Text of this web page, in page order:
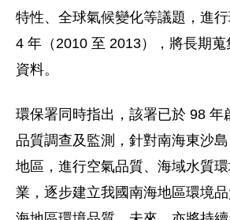
特性、全球氣候變化等議題，進
4 年（2010 至 2013），將長期
資料。
環保署同時指出，該署已於 98 年
品質調查及監測，針對南海東沙
地區，進行空氣品質、海域水質
業，逐步建立我國南海地區環境